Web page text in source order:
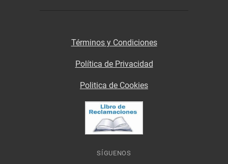
Términos y Condiciones
Política de Privacidad
Politica de Cookies
SÍGUENOS